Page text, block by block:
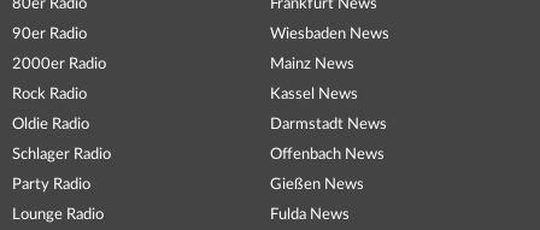
80er Radio
90er Radio
2000er Radio
Rock Radio
Oldie Radio
Schlager Radio
Party Radio
Lounge Radio
Frankfurt News
Wiesbaden News
Mainz News
Kassel News
Darmstadt News
Offenbach News
Gießen News
Fulda News